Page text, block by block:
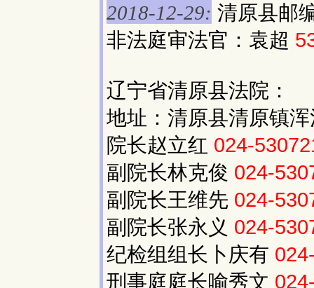
2018-12-29: 清原县邮
非法庭审法官：袁超
辽宁省清原县法院：
地址：清原县清原镇
院长赵立红 024-
副院长林克俊 024-
副院长王维先 024-
副院长张永义 024-
纪检组组长卜庆有
刑事庭庭长喻秀文